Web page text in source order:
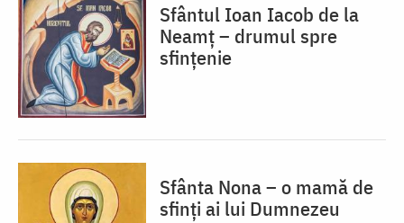
Sfântul Ioan Iacob de la
Neamț – drumul spre
sfințenie
Sfânta Nona – o mamă de
sfinți ai lui Dumnezeu